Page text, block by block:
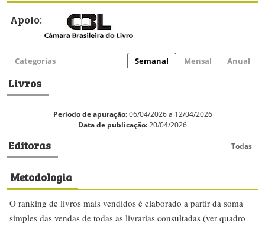
Apoio:
Categorias Semanal Mensal Anual
Livros
Período de apuração:06/04/2026 a 12/04/2026
Data de publicação:20/04/2026
Editoras Todas
Metodologia
O ranking de livros mais vendidos é elaborado a partir da soma
simples das vendas de todas as livrarias consultadas (ver quadro